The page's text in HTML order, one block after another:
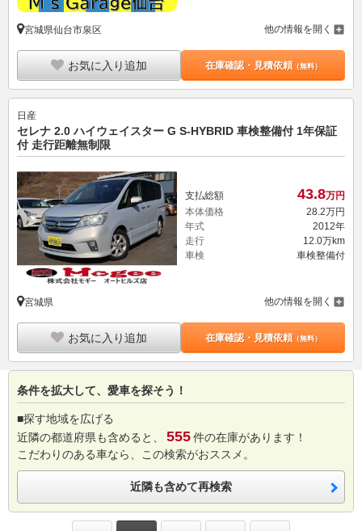
宮城県仙台市泉区 他の情報を開く
お気に入り追加 在庫確認・見積依頼（無料）
日産
セレナ 2.0 ハイウェイスター G S-HYBRID 車検整備付 1年保証
付 走行距離無制限
支払総額 43.8万円
本体価格
28.2万円
年式
2012年
走行
12.0万km
車検
車検整備付
宮城県 他の情報を開く
お気に入り追加 在庫確認・見積依頼（無料）
条件を拡大して、愛車を探そう！
■探す地域を広げる
近隣の都道府県も含めると、
555件の在庫があります！
こだわりのある車なら、この検索がおススメ。
近隣も含めて再検索